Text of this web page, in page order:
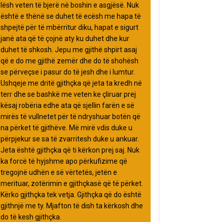
lësh veten të bjerë në boshin e asgjësë. Nuk
është e thënë se duhet të ecësh me hapa të
shpejtë për të mbërritur diku, hapat e sigurt
janë ata që të çojnë aty ku duhet dhe kur
duhet të shkosh. Jepu me gjithë shpirt asaj
që e do me gjithë zemër dhe do të shohësh
se përveçse i pasur do të jesh dhe i lumtur.
Ushqeje me dritë gjithçka që jeta ta kredh në
terr dhe se bashkë me veten ke çliruar prej
kësaj robëria edhe ata që sjellin farën e së
mirës të vullnetet për të ndryshuar botën që
na përket të gjithëve. Më mirë vdis duke u
përpjekur se sa të zvarritesh duke u ankuar.
Jeta është gjithçka që ti kërkon prej saj. Nuk
ka forcë të hyjshme apo përkufizime që
tregojnë udhën e së vërtetës, jetën e
merituar, zotërimin e gjithçkasë që të përket.
Kërko gjithçka tek vetja. Gjithçka që do është
gjithnjë me ty. Mjafton të dish ta kërkosh dhe
do të kesh gjithçka.